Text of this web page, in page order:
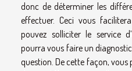
donc de déterminer les
effectuer. Ceci vous
pouvez solliciter le service
pourra vous faire un
question. De cette façon, vous